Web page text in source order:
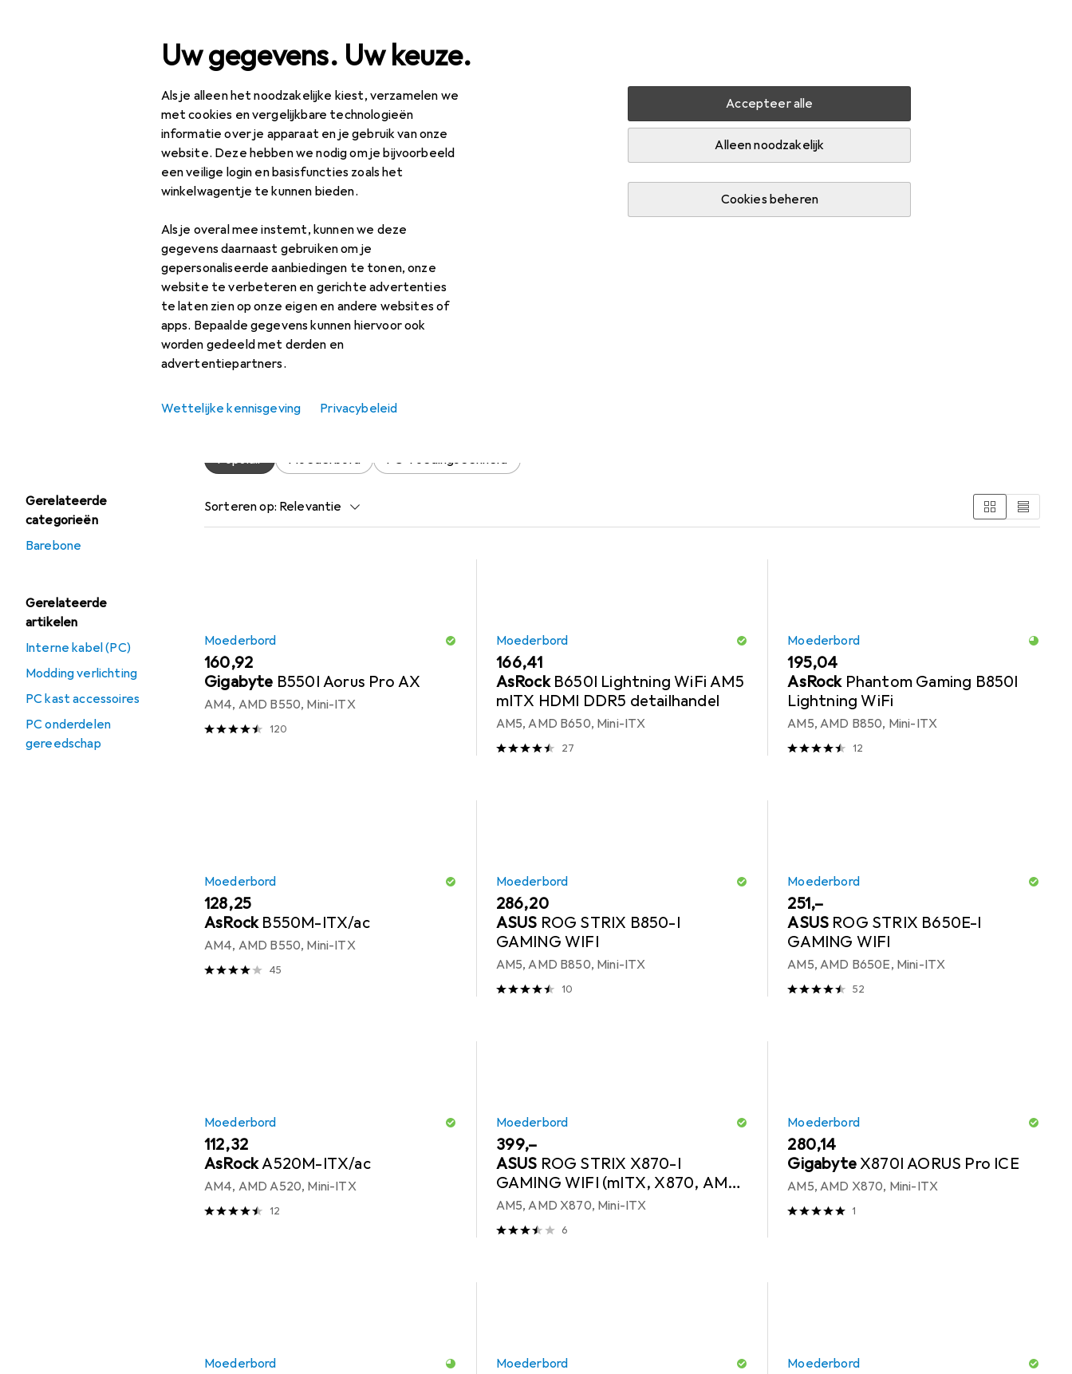
Uw gegevens. Uw keuze.
Als je alleen het noodzakelijke kiest, verzamelen we
met cookies en vergelijkbare technologieën
informatie over je apparaat en je gebruik van onze
website. Deze hebben we nodig om je bijvoorbeeld
een veilige login en basisfuncties zoals het
winkelwagentje te kunnen bieden.
Als je overal mee instemt, kunnen we deze
gegevens daarnaast gebruiken om je
gepersonaliseerde aanbiedingen te tonen, onze
website te verbeteren en gerichte advertenties
te laten zien op onze eigen en andere websites of
apps. Bepaalde gegevens kunnen hiervoor ook
worden gedeeld met derden en
advertentiepartners.
Accepteer alle
Alleen noodzakelijk
Cookies beheren
Wettelijke kennisgeving Privacybeleid
Gerelateerde
categorieën
Barebone
Gerelateerde
artikelen
Interne kabel (PC)
Modding verlichting
PC kast accessoires
PC onderdelen
gereedschap
Productassortiment IT + Multimedia PC-behuizing Genesis IRID 503 ARGB
EUR
82,35
Mini-ITX
Accessoires voor Genesis IRID 503 ARGB
Vind passende accessoires voor de Genesis IRID 503 ARGB uit de categorieën Moederbord en PC-voedingseenheid.
Populair Moederbord PC-Voedingseenheid
Sorteren op: Relevantie
Moederbord
EUR
160,92
Gigabyte B550I Aorus Pro AX
AM4, AMD B550, Mini-ITX
120
Moederbord
EUR
166,41
AsRock B650I Lightning WiFi AM5
mITX HDMI DDR5 detailhandel
AM5, AMD B650, Mini-ITX
27
Moederbord
EUR
195,04
AsRock Phantom Gaming B850I
Lightning WiFi
AM5, AMD B850, Mini-ITX
12
Moederbord
EUR
128,25
AsRock B550M-ITX/ac
AM4, AMD B550, Mini-ITX
45
Moederbord
EUR
286,20
ASUS ROG STRIX B850-I
GAMING WIFI
AM5, AMD B850, Mini-ITX
10
Moederbord
EUR
251,–
ASUS ROG STRIX B650E-I
GAMING WIFI
AM5, AMD B650E, Mini-ITX
52
Moederbord
EUR
112,32
AsRockA520M-ITX/ac
AM4, AMD A520, Mini-ITX
12
Moederbord
EUR
399,–
ASUS ROG STRIX X870-I
GAMING WIFI (mITX, X870, AM5,
DDR5)
AM5, AMD X870, Mini-ITX
6
Moederbord
EUR
280,14
GigabyteX870I AORUS Pro ICE
AM5, AMD X870, Mini-ITX
1
Moederbord Moederbord Moederbord